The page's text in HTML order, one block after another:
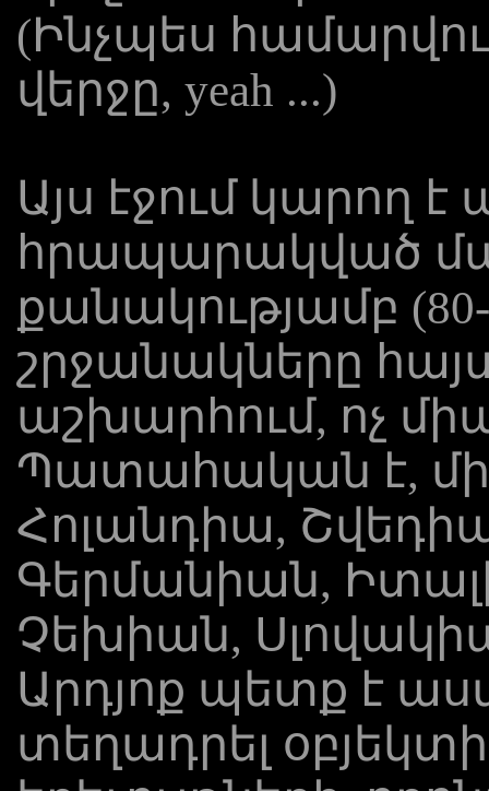
(Ինչպես
վերջը, yeah ...)
Այս էջում կարող
հրապարակված
քանակությամբ (80-
շրջանակները
աշխարհում, ոչ
Պատահական է, մի
Հոլանդիա,
Գերմանիան,
Չեխիան,
Արդյոք պետք է
տեղադրել